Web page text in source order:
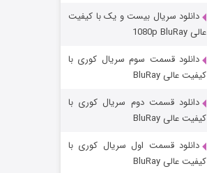
مردگان متحرک: شهر مرده ۳
دانلود سریال بیست و یک با کیفیت
عالی 1080p BluRay
دانلود قسمت سوم سریال کوری با
کیفیت عالی BluRay
دانلود قسمت دوم سریال کوری با
کیفیت عالی BluRay
دانلود قسمت اول سریال کوری با
کیفیت عالی BluRay